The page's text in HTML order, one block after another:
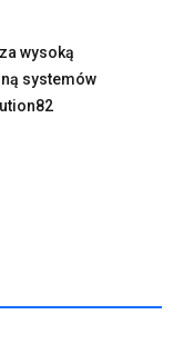
wysoką
systemów